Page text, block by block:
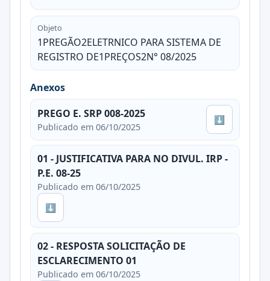
Objeto
1PREGÃO2ELETRNICO PARA SISTEMA DE
REGISTRO DE1PREÇOS2N° 08/2025
Anexos
PREGO E. SRP 008-2025
Publicado em 06/10/2025
⬇
01 - JUSTIFICATIVA PARA NO DIVUL. IRP -
P.E. 08-25
Publicado em 06/10/2025
⬇
02 - RESPOSTA SOLICITAÇÃO DE
ESCLARECIMENTO 01
Publicado em 06/10/2025